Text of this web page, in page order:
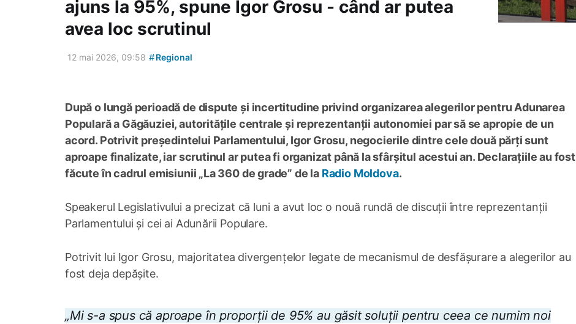
ajuns la 95%, spune Igor Grosu - când ar putea
avea loc scrutinul
12 mai 2026, 09:58 #Regional
După o lungă perioadă de dispute și incertitudine privind organizarea alegerilor pentru Adunarea
Populară a Găgăuziei, autoritățile centrale și reprezentanții autonomiei par să se apropie de un
acord. Potrivit președintelui Parlamentului, Igor Grosu, negocierile dintre cele două părți sunt
aproape finalizate, iar scrutinul ar putea fi organizat până la sfârșitul acestui an. Declarațiile au fost
făcute în cadrul emisiunii „La 360 de grade” de la Radio Moldova.
Speakerul Legislativului a precizat că luni a avut loc o nouă rundă de discuții între reprezentanții
Parlamentului și cei ai Adunării Populare.
Potrivit lui Igor Grosu, majoritatea divergențelor legate de mecanismul de desfășurare a alegerilor au
fost deja depășite.
„Mi s-a spus că aproape în proporții de 95% au găsit soluții pentru ceea ce numim noi